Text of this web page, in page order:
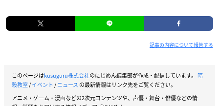
記事の内容について報告する
このページはkusuguru株式会社のにじめん編集部が作成・配信しています。 暗
殺教室/イベント /ニュース の最新情報はリンク先をご覧ください。
アニメ・ゲーム・漫画などの2次元コンテンツや、声優・舞台・俳優などの情